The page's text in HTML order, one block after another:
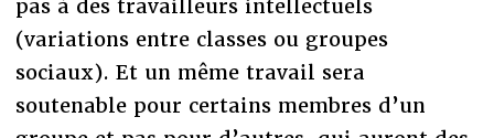
pas à des travailleurs intellectuels
(variations entre classes ou groupes
sociaux). Et un même travail sera
soutenable pour certains membres d’un